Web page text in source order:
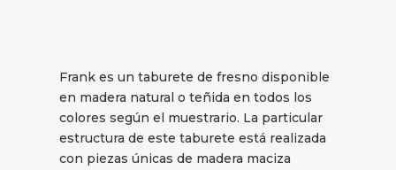
Frank es un taburete de fresno disponible
en madera natural o teñida en todos los
colores según el muestrario. La particular
estructura de este taburete está realizada
con piezas únicas de madera maciza